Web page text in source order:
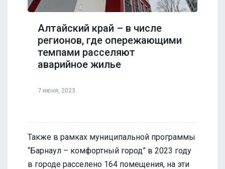
Алтайский край – в числе
регионов, где опережающими
темпами расселяют
аварийное жилье
7 июня, 2023
Также в рамках муниципальной программы
“Барнаул – комфортный город” в 2023 году
в городе расселено 164 помещения, на эти